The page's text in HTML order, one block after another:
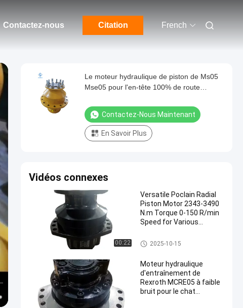
Contactez-nous Citation French
Le moteur hydraulique de piston de Ms05
Mse05 pour l'en-tête 100% de route
Contactez-Nous Maintenant
En Savoir Plus
Vidéos connexes
00:22
Versatile Poclain Radial
Piston Motor 2343-3490
N.m Torque 0-150 R/min
Speed for Various
Moteur hydraulique de Poclain
2025-10-15
Moteur hydraulique
d'entraînement de
Rexroth MCRE05 à faible
bruit pour le chat